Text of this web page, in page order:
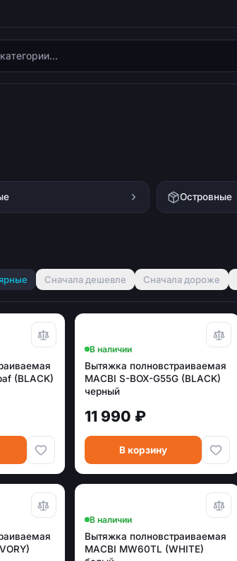
Островные
Сначала дешевле Сначала дороже
(BLACK)
В наличии
Вытяжка полновстраиваемая
MACBI S-BOX-G55G (BLACK)
черный
11 990 ₽
В корзину
В наличии
Вытяжка полновстраиваемая
MACBI MW60TL (WHITE)